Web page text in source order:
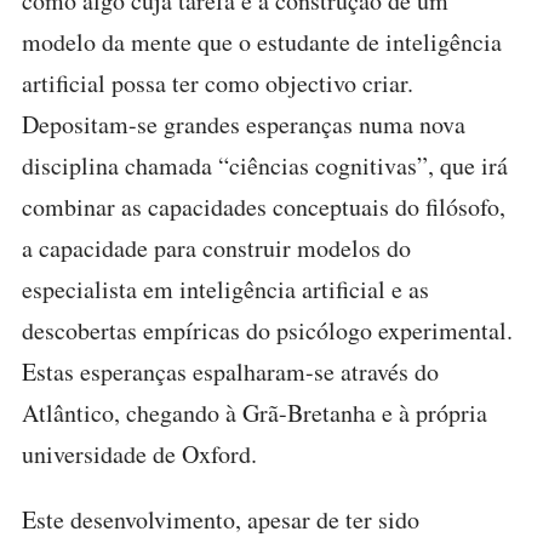
modelo da mente que o estudante de inteligência
artificial possa ter como objectivo criar.
Depositam-se grandes esperanças numa nova
disciplina chamada “ciências cognitivas”, que irá
combinar as capacidades conceptuais do filósofo,
a capacidade para construir modelos do
especialista em inteligência artificial e as
descobertas empíricas do psicólogo experimental.
Estas esperanças espalharam-se através do
Atlântico, chegando à Grã-Bretanha e à própria
universidade de Oxford.
Este desenvolvimento, apesar de ter sido